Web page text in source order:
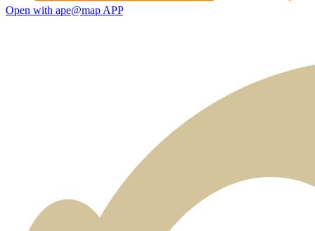
Open with ape@map APP